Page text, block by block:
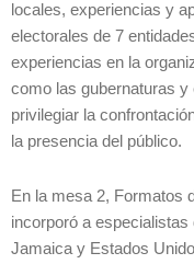
locales, experiencias y
electorales de 7
experiencias en la
como las gubernaturas y
privilegiar la
la presencia del público.
En la mesa 2, Formatos
incorporó a especialistas
Jamaica y Estados